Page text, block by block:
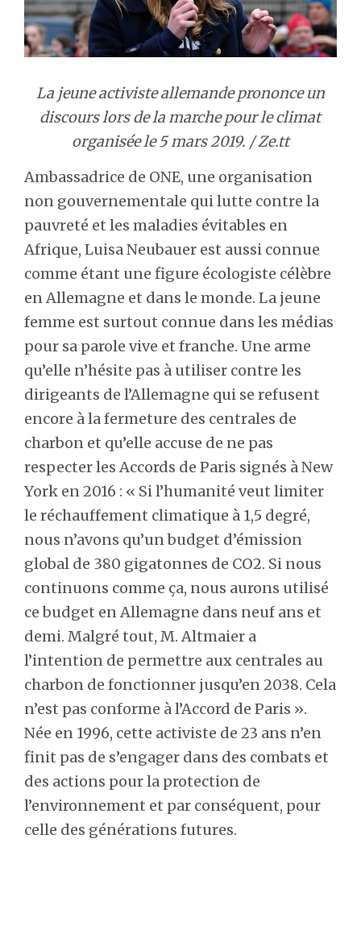
La jeune activiste allemande prononce un
discours lors de la marche pour le climat
organisée le 5 mars 2019. / Ze.tt
Ambassadrice de ONE, une organisation
non gouvernementale qui lutte contre la
pauvreté et les maladies évitables en
Afrique, Luisa Neubauer est aussi connue
comme étant une figure écologiste célèbre
en Allemagne et dans le monde. La jeune
femme est surtout connue dans les médias
pour sa parole vive et franche. Une arme
qu’elle n’hésite pas à utiliser contre les
dirigeants de l’Allemagne qui se refusent
encore à la fermeture des centrales de
charbon et qu’elle accuse de ne pas
respecter les Accords de Paris signés à New
York en 2016 : « Si l’humanité veut limiter
le réchauffement climatique à 1,5 degré,
nous n’avons qu’un budget d’émission
global de 380 gigatonnes de CO2. Si nous
continuons comme ça, nous aurons utilisé
ce budget en Allemagne dans neuf ans et
demi. Malgré tout, M. Altmaier a
l’intention de permettre aux centrales au
charbon de fonctionner jusqu’en 2038. Cela
n’est pas conforme à l’Accord de Paris ».
Née en 1996, cette activiste de 23 ans n’en
finit pas de s’engager dans des combats et
des actions pour la protection de
l’environnement et par conséquent, pour
celle des générations futures.